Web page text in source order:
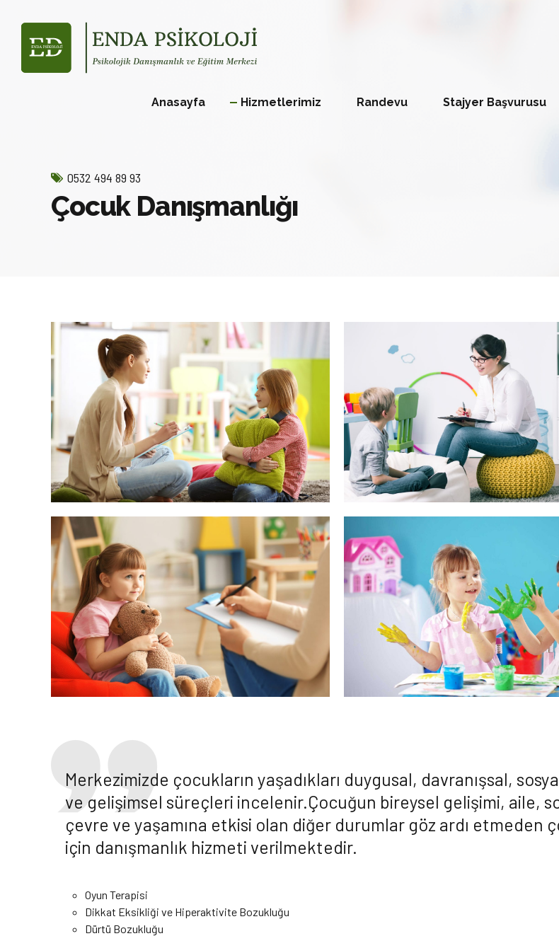
Anasayfa Hizmetlerimiz Randevu Stajyer Başvurusu
0532 494 89 93
Çocuk Danışmanlığı
Merkezimizde çocukların yaşadıkları duygusal, davranışsal,
ve gelişimsel süreçleri incelenir.Çocuğun bireysel gelişimi, aile,
çevre ve yaşamına etkisi olan diğer durumlar göz ardı etmeden
için danışmanlık hizmeti verilmektedir.
Oyun Terapisi
Dikkat Eksikliği ve Hiperaktivite Bozukluğu
Dürtü Bozukluğu